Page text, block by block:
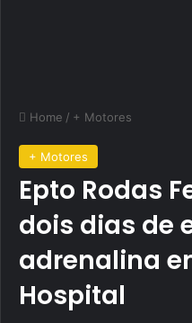
Home / + Motores
+ Motores
Epto Rodas
dois dias de
adrenalina
Hospital